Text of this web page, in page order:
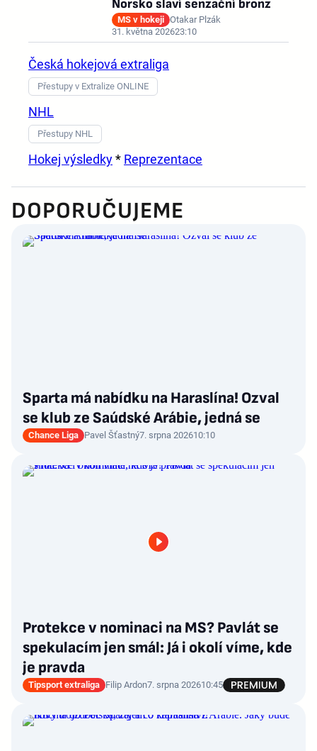
Norsko slaví senzační bronz
MS v hokeji Otakar Plzák
31. května 202623:10
Česká hokejová extraliga
Přestupy v Extralize ONLINE
NHL
Přestupy NHL
Hokej výsledky* Reprezentace
DOPORUČUJEME
Sparta má nabídku na Haraslína! Ozval
se klub ze Saúdské Arábie, jedná se
Chance Liga Pavel Šťastný7. srpna 202610:10
Protekce v nominaci na MS? Pavlát se
spekulacím jen smál: Já i okolí víme, kde
je pravda
Tipsport extraliga Filip Ardon7. srpna 202610:45